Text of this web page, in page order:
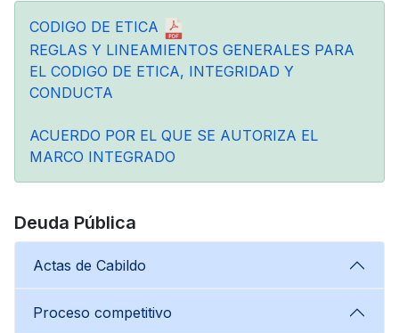
CODIGO DE ETICA
REGLAS Y LINEAMIENTOS GENERALES PARA
EL CODIGO DE ETICA, INTEGRIDAD Y
CONDUCTA
ACUERDO POR EL QUE SE AUTORIZA EL
MARCO INTEGRADO
Deuda Pública
Actas de Cabildo
Proceso competitivo